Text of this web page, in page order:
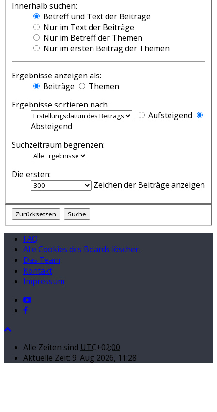
Innerhalb suchen:
Betreff und Text der Beiträge
Nur im Text der Beiträge
Nur im Betreff der Themen
Nur im ersten Beitrag der Themen
Ergebnisse anzeigen als:
Beiträge
Themen
Ergebnisse sortieren nach:
Aufsteigend
Absteigend
Suchzeitraum begrenzen:
Die ersten:
Zeichen der Beiträge anzeigen
FAQ
Alle Cookies des Boards löschen
Das Team
Kontakt
Impressum
Alle Zeiten sind UTC+02:00
Aktuelle Zeit: 9. Aug 2026, 11:28